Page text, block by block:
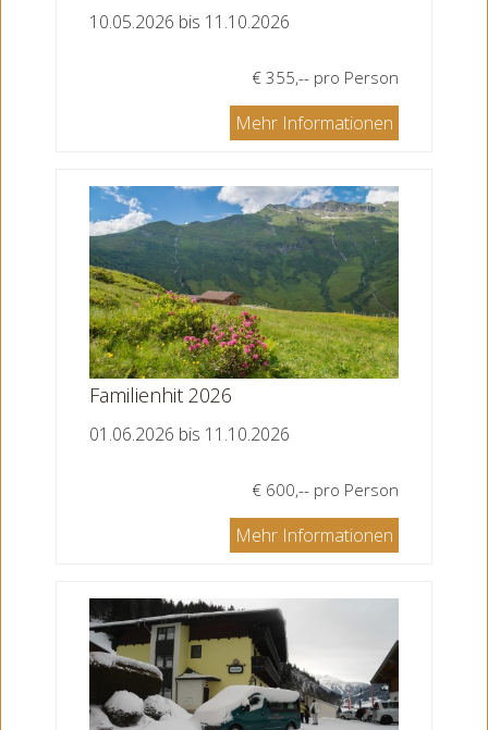
10.05.2026 bis 11.10.2026
€ 355,-- pro Person
Mehr Informationen
Familienhit 2026
01.06.2026 bis 11.10.2026
€ 600,-- pro Person
Mehr Informationen